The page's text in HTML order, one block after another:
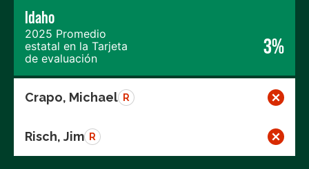
Idaho
2025 Promedio
estatal en la Tarjeta
de evaluación
3%
Crapo, Michael R
Risch, Jim R